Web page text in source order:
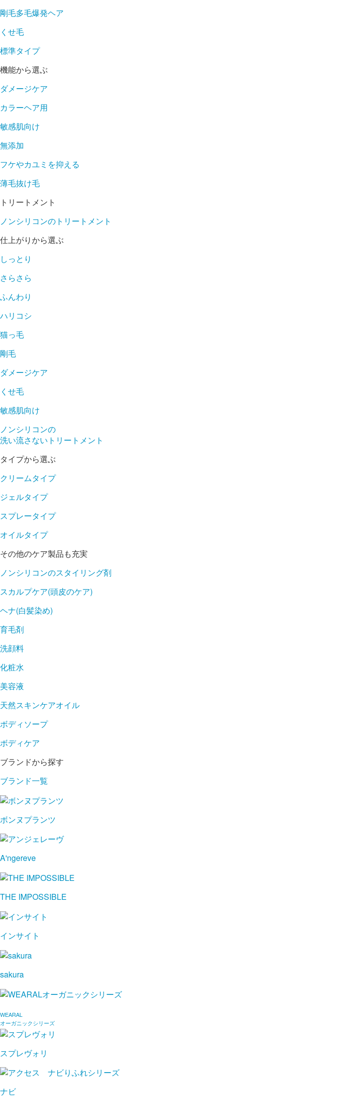
剛毛多毛爆発ヘア
くせ毛
標準タイプ
機能から選ぶ
ダメージケア
カラーヘア用
敏感肌向け
無添加
フケやカユミを抑える
薄毛抜け毛
トリートメント
ノンシリコンのトリートメント
仕上がりから選ぶ
しっとり
さらさら
ふんわり
ハリコシ
猫っ毛
剛毛
ダメージケア
くせ毛
敏感肌向け
ノンシリコンの
洗い流さないトリートメント
タイプから選ぶ
クリームタイプ
ジェルタイプ
スプレータイプ
オイルタイプ
その他のケア製品も充実
ノンシリコンのスタイリング剤
スカルプケア(頭皮のケア)
ヘナ(白髪染め)
育毛剤
洗顔料
化粧水
美容液
天然スキンケアオイル
ボディソープ
ボディケア
ブランドから探す
ブランド一覧
ボンヌプランツ
A'ngereve
THE IMPOSSIBLE
インサイト
sakura
WEARAL
オーガニックシリーズ
スプレヴォリ
ナビ